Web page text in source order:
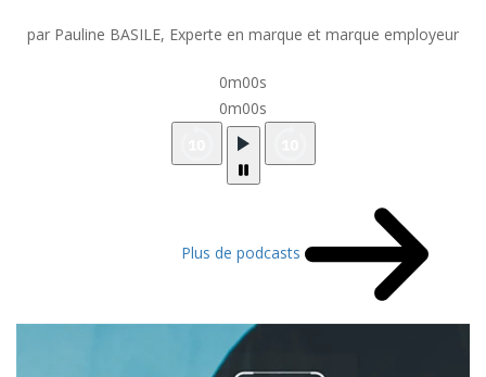
par Pauline BASILE, Experte en marque et marque employeur
0m00s
0m00s
Plus de podcasts